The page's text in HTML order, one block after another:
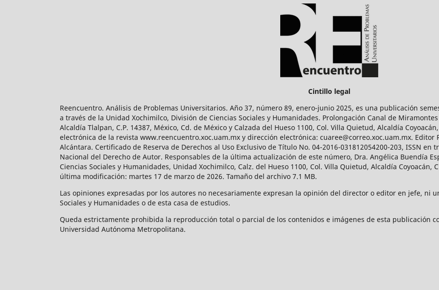
Cintillo legal
Reencuentro. Análisis de Problemas Universitarios. Año 37, número 89, enero-junio 2025, es una publicación
a través de la Unidad Xochimilco, División de Ciencias Sociales y Humanidades. Prolongación Canal de Miramontes
Alcaldía Tlalpan, C.P. 14387, México, Cd. de México y Calzada del Hueso 1100, Col. Villa Quietud, Alcaldía
electrónica de la revista www.reencuentro.xoc.uam.mx y dirección electrónica: cuaree@correo.xoc.uam.mx. Editor
Alcántara. Certificado de Reserva de Derechos al Uso Exclusivo de Título No. 04-2016-031812054200-203, ISSN
Nacional del Derecho de Autor. Responsables de la última actualización de este número, Dra. Angélica Buendía
Ciencias Sociales y Humanidades, Unidad Xochimilco, Calz. del Hueso 1100, Col. Villa Quietud, Alcaldía Coyoacán,
última modificación: martes 17 de marzo de 2026. Tamaño del archivo 7.1 MB.
Las opiniones expresadas por los autores no necesariamente expresan la opinión del director o editor en jefe, ni
Sociales y Humanidades o de esta casa de estudios.
Queda estrictamente prohibida la reproducción total o parcial de los contenidos e imágenes de esta publicación
Universidad Autónoma Metropolitana.